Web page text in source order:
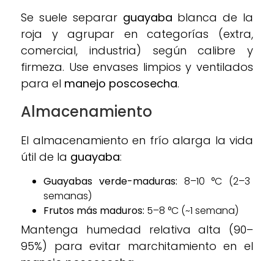
Se suele separar guayaba blanca de la
roja y agrupar en categorías (extra,
comercial, industria) según calibre y
firmeza. Use envases limpios y ventilados
para el manejo poscosecha.
Almacenamiento
El almacenamiento en frío alarga la vida
útil de la guayaba:
Guayabas verde-maduras: 8–10 °C (2–3
semanas)
Frutos más maduros: 5–8 °C (~1 semana)
Mantenga humedad relativa alta (90–
95%) para evitar marchitamiento en el